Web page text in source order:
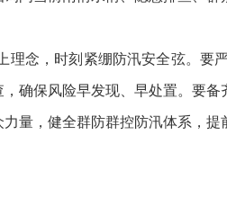
念，时刻紧绷防汛安全弦。要
确保风险早发现、早处置。要备
量，健全群防群控防汛体系，